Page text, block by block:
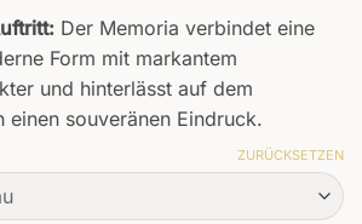
Der Memoria verbindet eine
Form mit markantem
und hinterlässt auf dem
einen souveränen Eindruck.
ZURÜCKSETZEN